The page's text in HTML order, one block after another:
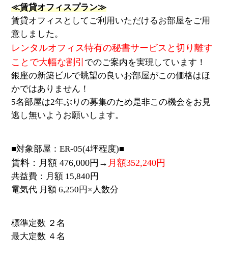
≪賃貸オフィスプラン≫
賃貸オフィスとしてご利用いただけるお部屋をご用
意しました。
レンタルオフィス特有の秘書サービスと切り離す
ことで大幅な割引 でのご案内を実現しています！
銀座の新築ビルで眺望の良いお部屋がこの価格はほ
かではありません！
5名部屋は2年ぶりの募集のため是非この機会をお見
逃し無いようお願いします。
■対象部屋：ER-05(4坪程度)■
賃料：月額 476,000円→ 月額352,240円
共益費：月額 15,840円
電気代 月額 6,250円×人数分
標準定数 ２名
最大定数 ４名